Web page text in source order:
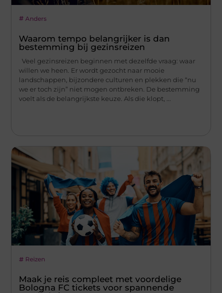
Anders
Waarom tempo belangrijker is dan
bestemming bij gezinsreizen
Veel gezinsreizen beginnen met dezelfde vraag: waar
willen we heen. Er wordt gezocht naar mooie
landschappen, bijzondere culturen en plekken die “nu
we er toch zijn” niet mogen ontbreken. De bestemming
voelt als de belangrijkste keuze. Als die klopt, ...
Reizen
Maak je reis compleet met voordelige
Bologna FC tickets voor spannende